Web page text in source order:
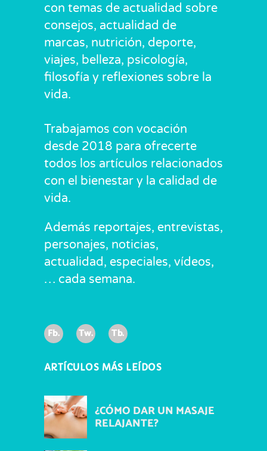
con temas de actualidad sobre
consejos, actualidad de
marcas, nutrición, deporte,
viajes, belleza, psicología,
filosofía y reflexiones sobre la
vida.
Trabajamos con vocación
desde 2018 para ofrecerte
todos los artículos relacionados
con el bienestar y la calidad de
vida.
Además reportajes, entrevistas,
personajes, noticias,
actualidad, especiales, vídeos,
… cada semana.
Fb. Tw. Tb.
ARTÍCULOS MÁS LEÍDOS
¿CÓMO DAR UN MASAJE
RELAJANTE?